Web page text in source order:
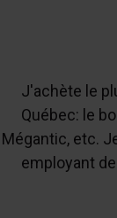
J'achète le
Québec: le
Mégantic, etc.
employant